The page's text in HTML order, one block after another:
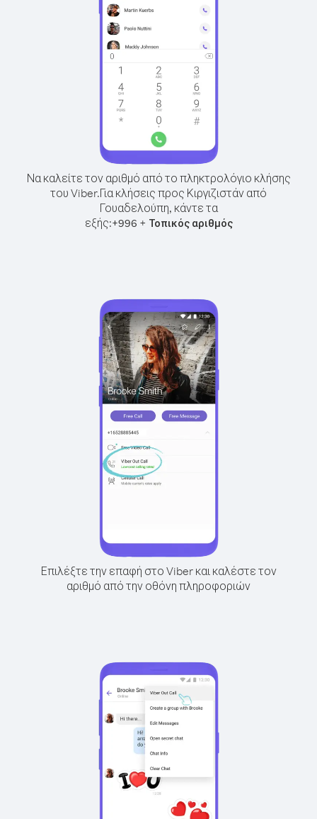
Να καλείτε τον αριθμό από το πληκτρολόγιο κλήσης
του Viber.Για κλήσεις προς Κιργιζιστάν από
Γουαδελούπη, κάντε τα
εξής:+996 + Τοπικός αριθμός
Επιλέξτε την επαφή στο Viber και καλέστε τον
αριθμό από την οθόνη πληροφοριών